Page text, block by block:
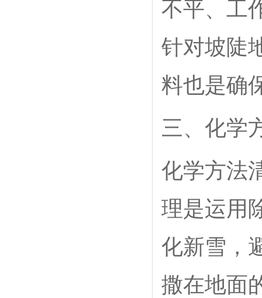
不平、工
针对坡陡
料也是确
三、化学
化学方法
理是运用
化新雪，
撒在地面